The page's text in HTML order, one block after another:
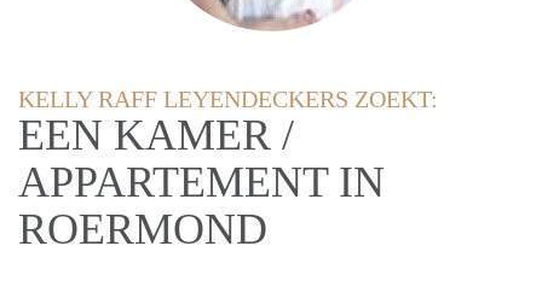
KELLY RAFF LEYENDECKERS ZOEKT:
EEN KAMER /
APPARTEMENT IN
ROERMOND